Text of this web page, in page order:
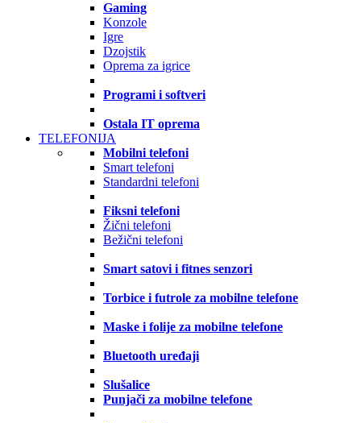
Gaming
Konzole
Igre
Dzojstik
Oprema za igrice
Programi i softveri
Ostala IT oprema
TELEFONIJA
Mobilni telefoni
Smart telefoni
Standardni telefoni
Fiksni telefoni
Žični telefoni
Bežični telefoni
Smart satovi i fitnes senzori
Torbice i futrole za mobilne telefone
Maske i folije za mobilne telefone
Bluetooth uređaji
Slušalice
Punjači za mobilne telefone